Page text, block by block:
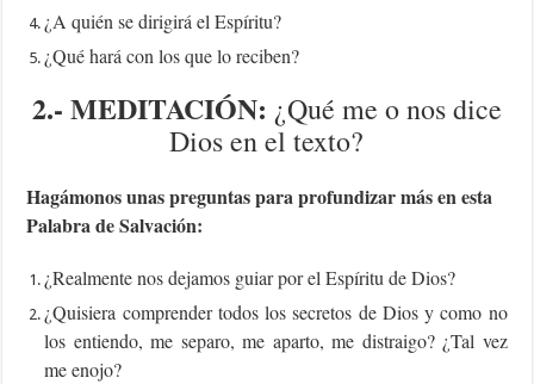
¿A quién se dirigirá el Espíritu?
¿Qué hará con los que lo reciben?
2.- MEDITACIÓN: ¿Qué me o nos dice
Dios en el texto?
Hagámonos unas preguntas para profundizar más en esta
Palabra de Salvación:
¿Realmente nos dejamos guiar por el Espíritu de Dios?
¿Quisiera comprender todos los secretos de Dios y como no
los entiendo, me separo, me aparto, me distraigo? ¿Tal vez
me enojo?